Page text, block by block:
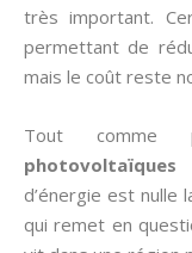
très important.
permettant de
mais le coût reste
Tout
d’énergie est nulle
qui remet en